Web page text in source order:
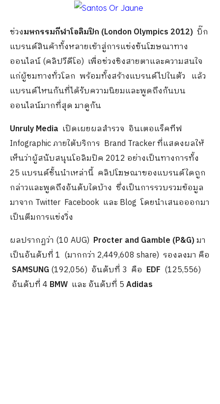
ช่วงมหกรรมกีฬาโอลิมปิก (London Olympics 2012) บิ๊ก
แบรนด์สินค้าทั้งหลายเข้าสู่การแข่งขันโฆษณาทาง
ออนไลน์ (คลิปวีดีโอ) เพื่อช่วงชิงสายตาและความสนใจ
แก่ผู้ชมทางทั่วโลก พร้อมทั้งสร้างแบรนด์ไปในตัว แล้ว
แบรนด์ไหนกันที่ได้รับความนิยมและพูดถึงกันบน
ออนไลน์มากที่สุด มาดูกัน
Unruly Media เปิดเผยผลสำรวจ อินเตอแร็คทีฟ
Infographic ภายใต้บริการ Brand Tracker ที่แสดงผลให้
เห็นว่าผู้สนับสนุนโอลิมปิค 2012 อย่างเป็นทางการทั้ง
25 แบรนด์ชั้นนำเหล่านี้ คลิปโฆษณาของแบรนด์ใดถูก
กล่าวและพูดถึงอันดับใดบ้าง ซึ่งเป็นการรวบรวมข้อมูล
มาจาก Twitter Facebook และ Blog โดยนำเสนอออกมา
เป็นตีมการแข่งวิ่ง
ผลปรากฏว่า (10 AUG) Procter and Gamble (P&G)มา
เป็นอันดับที่ 1 (มากกว่า 2,449,608 share) รองลงมา คือ
SAMSUNG(192,056) อันดับที่ 3 คือ EDF (125,556)
อันดับที่ 4 BMW และ อันดับที่ 5Adidas